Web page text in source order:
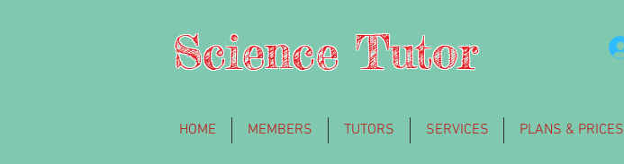
Science Tutor
HOME MEMBERS TUTORS SERVICES PLANS & PRICES